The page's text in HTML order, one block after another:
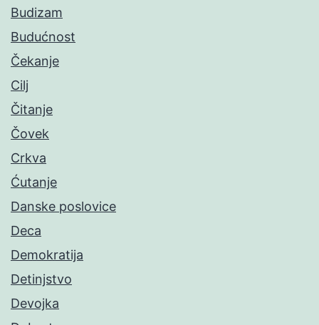
Budizam
Budućnost
Čekanje
Cilj
Čitanje
Čovek
Crkva
Ćutanje
Danske poslovice
Deca
Demokratija
Detinjstvo
Devojka